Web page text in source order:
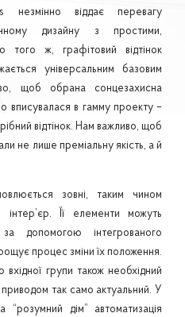
незмінно віддає перевагу
дизайну з простими,
того ж, графітовий відтінок
універсальним базовим
щоб обрана сонцезахисна
вписувалася в гамму проекту –
відтінок. Нам важливо, щоб
не лише преміальну якість, а й
зовні, таким чином
Її елементи можуть
допомогою інтегрованого
процес зміни їх положення.
групи також необхідний
так само актуальний. У
“розумний дім” автоматизація